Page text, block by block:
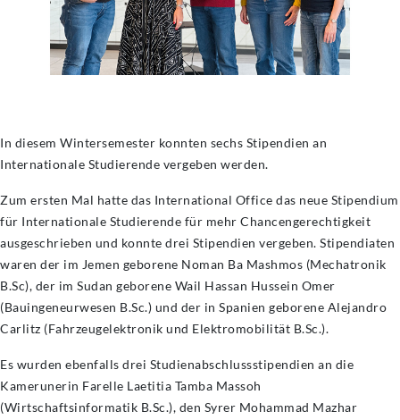
In diesem Wintersemester konnten sechs Stipendien an
Internationale Studierende vergeben werden.
Zum ersten Mal hatte das International Office das neue Stipendium
für Internationale Studierende für mehr Chancengerechtigkeit
ausgeschrieben und konnte drei Stipendien vergeben. Stipendiaten
waren der im Jemen geborene Noman Ba Mashmos (Mechatronik
B.Sc), der im Sudan geborene Wail Hassan Hussein Omer
(Bauingeneurwesen B.Sc.) und der in Spanien geborene Alejandro
Carlitz (Fahrzeugelektronik und Elektromobilität B.Sc.).
Es wurden ebenfalls drei Studienabschlussstipendien an die
Kamerunerin Farelle Laetitia Tamba Massoh
(Wirtschaftsinformatik B.Sc.), den Syrer Mohammad Mazhar